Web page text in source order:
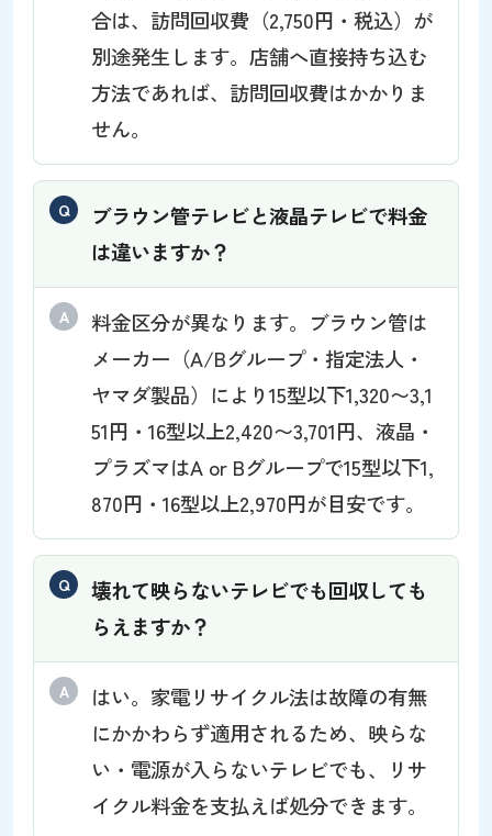
合は、訪問回収費（2,750円・税込）が
別途発生します。店舗へ直接持ち込む
方法であれば、訪問回収費はかかりま
せん。
ブラウン管テレビと液晶テレビで料金
は違いますか？
料金区分が異なります。ブラウン管は
メーカー（A/Bグループ・指定法人・
ヤマダ製品）により15型以下1,320〜3,1
51円・16型以上2,420〜3,701円、液晶・
プラズマはA or Bグループで15型以下1,
870円・16型以上2,970円が目安です。
壊れて映らないテレビでも回収しても
らえますか？
はい。家電リサイクル法は故障の有無
にかかわらず適用されるため、映らな
い・電源が入らないテレビでも、リサ
イクル料金を支払えば処分できます。